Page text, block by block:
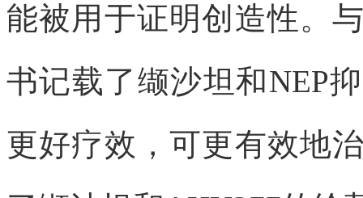
能被用于证明创造性。
书记载了缬沙坦和NEP
更好疗效，可更有效地